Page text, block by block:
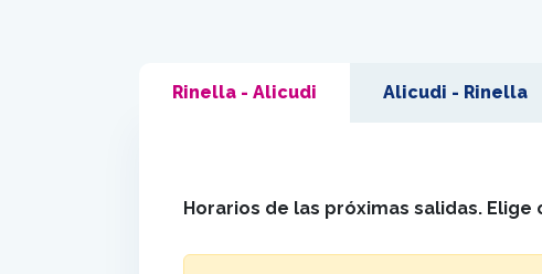
Rinella - Alicudi Alicudi - Rinella
Horarios de las próximas salidas. Elige